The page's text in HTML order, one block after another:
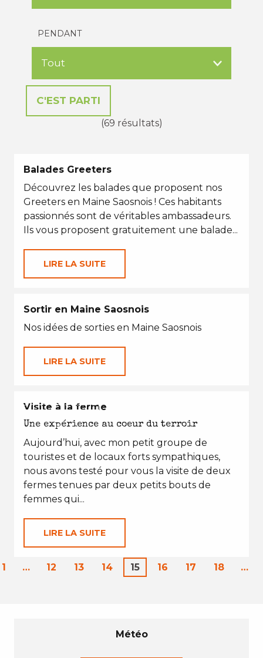
PENDANT
(69 résultats)
Balades Greeters
Découvrez les balades que proposent nos
Greeters en Maine Saosnois ! Ces habitants
passionnés sont de véritables ambassadeurs.
Ils vous proposent gratuitement une balade...
LIRE LA SUITE
Sortir en Maine Saosnois
Nos idées de sorties en Maine Saosnois
LIRE LA SUITE
EN TOUTES SAISONS
Visite à la ferme
Une expérience au coeur du terroir
Aujourd’hui, avec mon petit groupe de
touristes et de locaux forts sympathiques,
nous avons testé pour vous la visite de deux
fermes tenues par deux petits bouts de
femmes qui...
LIRE LA SUITE
1 … 12 13 14 15 16 17 18 …
Météo